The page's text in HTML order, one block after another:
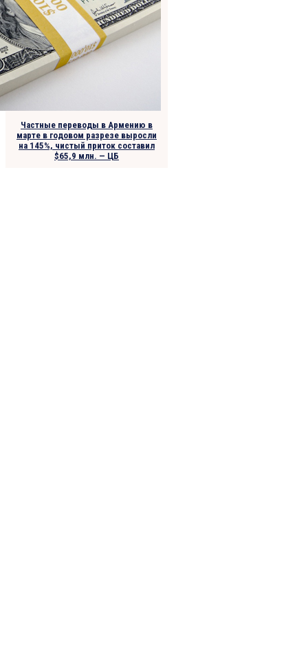
Частные переводы в Армению в
марте в годовом разрезе выросли
на 145%, чистый приток составил
$65,9 млн. — ЦБ